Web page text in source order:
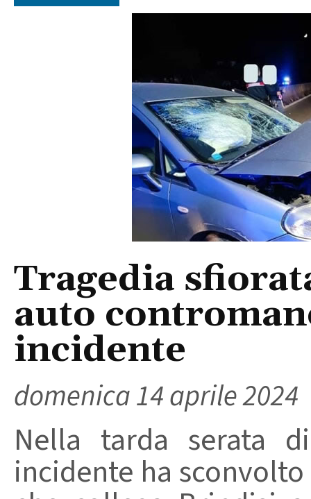
Tragedia
auto
incidente
domenica 14 aprile 2024
Nella tarda serata
incidente ha